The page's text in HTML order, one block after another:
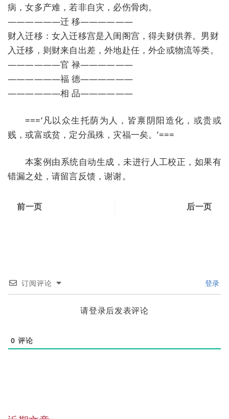
病，女多产难，若非自灾，必伤骨肉。
——————迁 移——————
财入迁移：女入迁移宫是入闺阁宫，得夫财供养。男财
入迁移，则财来自出差，外地赴任，外企或物流等类。
——————官 禄——————
——————福 德——————
——————相 品——————
===‘凡以众生托荫为人，皆禀阴阳造化，或贵或
贱，或富或贫，定分虽殊，灾福一矣。’===
本案例由系统自动生成，未进行人工校正，如果有
错漏之处，请留言反馈，谢谢。
前一页 后一页
订阅评论 登录
请登录后发表评论
0 评论